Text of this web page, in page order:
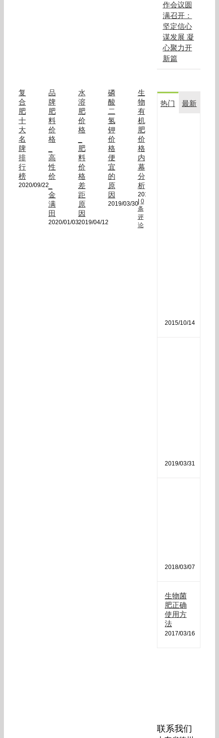
复
合
肥
十
大
名
牌
排
行
榜
2020/09/22
品
牌
肥
料
价
格
高
性
价
_
金
满
田
2020/01/03
水
溶
肥
价
格
肥
料
价
格
差
距
原
因
2019/04/12
磷
酸
二
氢
钾
价
格
便
宜
的
原
因
2019/03/30
生
物
有
机
肥
价
格
内
幕
分
析
2018/12/18
| 0
条
评
论
作会议圆
满召开：
坚定信心
谋发展 凝
心聚力开
新篇
热门 最新
2015/10/14
2019/03/31
2018/03/07
生物菌
肥正确
使用方
法
2017/03/16
联系我们